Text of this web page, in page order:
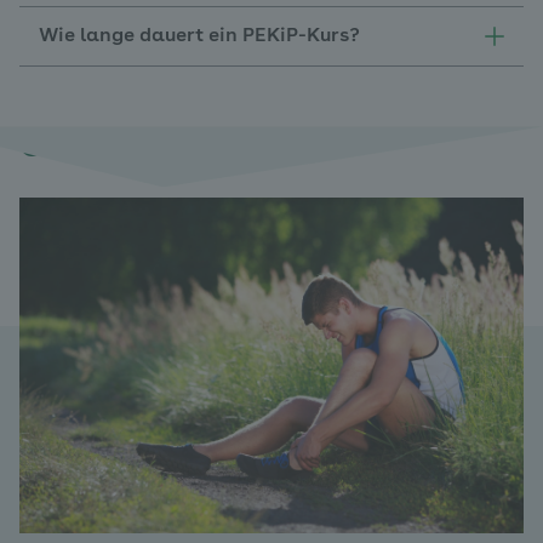
Wie lange dauert ein PEKiP-Kurs?
Gut zu wissen